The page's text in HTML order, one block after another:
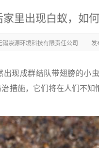
家里出现白蚁，如
锡崇源环境科技有限责任公司 发
现成群结队带翅膀的小
措施，它们将在人们不